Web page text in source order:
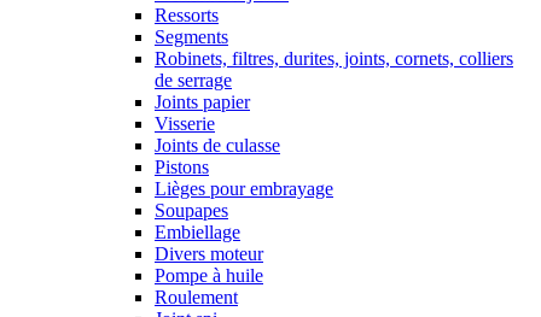
Ressorts
Segments
Robinets, filtres, durites, joints, cornets, colliers
de serrage
Joints papier
Visserie
Joints de culasse
Pistons
Lièges pour embrayage
Soupapes
Embiellage
Divers moteur
Pompe à huile
Roulement